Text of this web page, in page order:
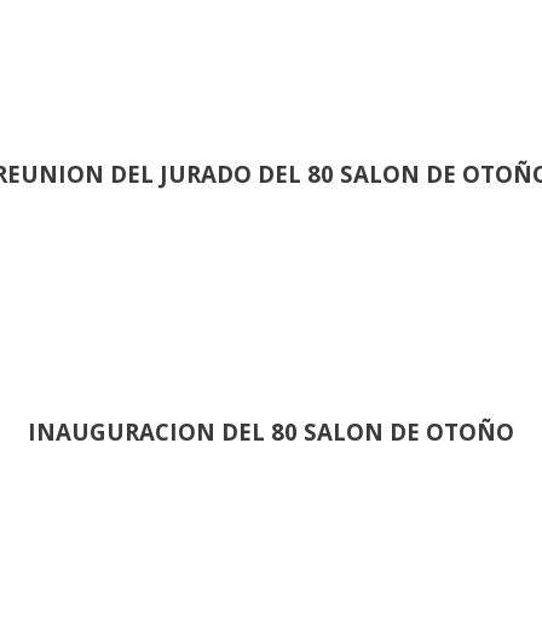
DEL JURADO DEL 80 SALON DE
INAUGURACION DEL 80 SALON DE OTOÑO